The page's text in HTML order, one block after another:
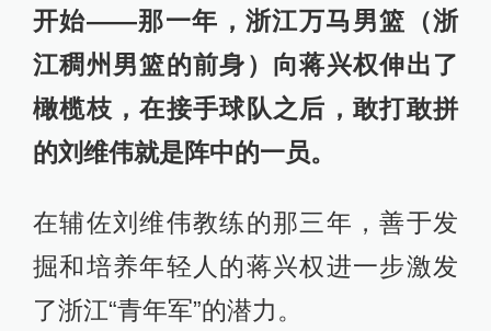
开始——那一年，浙江万马男篮（浙
江稠州男篮的前身）向蒋兴权伸出了
橄榄枝，在接手球队之后，敢打敢拼
的刘维伟就是阵中的一员。
在辅佐刘维伟教练的那三年，善于发
掘和培养年轻人的蒋兴权进一步激发
了浙江“青年军”的潜力。